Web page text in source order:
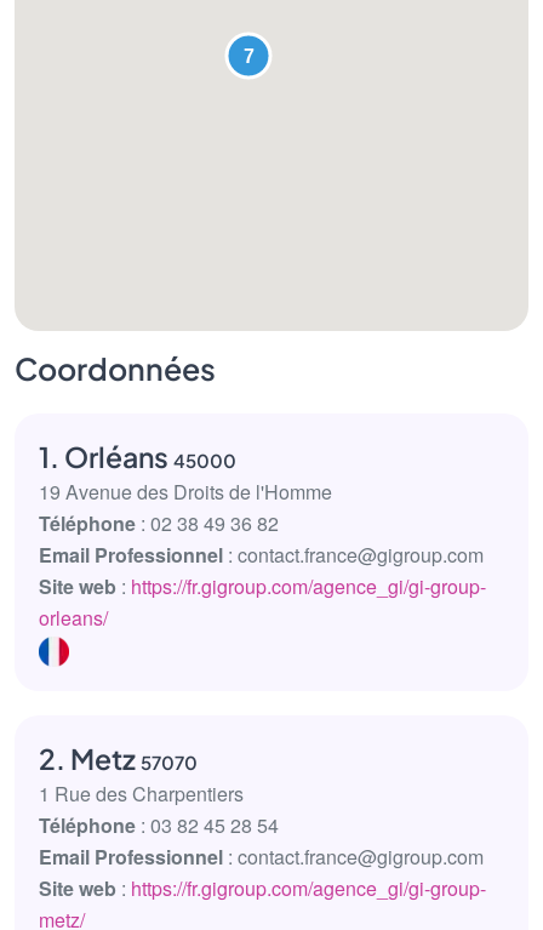
Coordonnées
1. Orléans 45000
19 Avenue des Droits de l'Homme
Téléphone : 02 38 49 36 82
Email Professionnel : contact.france@gigroup.com
Site web : https://fr.gigroup.com/agence_gi/gi-group-
orleans/
2. Metz 57070
1 Rue des Charpentiers
Téléphone : 03 82 45 28 54
Email Professionnel : contact.france@gigroup.com
Site web : https://fr.gigroup.com/agence_gi/gi-group-
metz/